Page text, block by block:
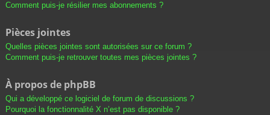
Comment puis-je résilier mes abonnements ?
Pièces jointes
Quelles pièces jointes sont autorisées sur ce forum ?
Comment puis-je retrouver toutes mes pièces jointes ?
À propos de phpBB
Qui a développé ce logiciel de forum de discussions ?
Pourquoi la fonctionnalité X n’est pas disponible ?